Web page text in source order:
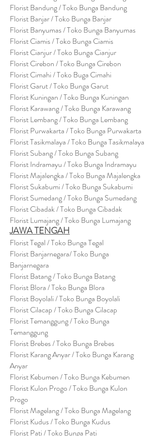
Florist Bandung / Toko Bunga Bandung
Florist Banjar / Toko Bunga Banjar
Florist Banyumas / Toko Bunga Banyumas
Florist Ciamis / Toko Bunga Ciamis
Florist Cianjur / Toko Bunga Cianjur
Florist Cirebon / Toko Bunga Cirebon
Florist Cimahi / Toko Buga Cimahi
Florist Garut / Toko Bunga Garut
Florist Kuningan / Toko Bunga Kuningan
Florist Karawang / Toko Bunga Karawang
Florist Lembang / Toko Bunga Lembang
Florist Purwakarta / Toko Bunga Purwakarta
Florist Tasikmalaya / Toko Bunga Tasikmalaya
Florist Subang / Toko Bunga Subang
Florist Indramayu / Toko Bunga Indramayu
Florist Majalengka / Toko Bunga Majalengka
Florist Sukabumi / Toko Bunga Sukabumi
Florist Sumedang / Toko Bunga Sumedang
Florist Cibadak / Toko Bunga Cibadak
Florist Lumajang / Toko Bunga Lumajang
JAWA TENGAH
Florist Tegal / Toko Bunga Tegal
Florist Banjarnegara/ Toko Bunga
Banjarnegara
Florist Batang / Toko Bunga Batang
Florist Blora / Toko Bunga Blora
Florist Boyolali / Toko Bunga Boyolali
Florist Cilacap / Toko Bunga Cilacap
Florist Temanggung / Toko Bunga
Temanggung
Florist Brebes / Toko Bunga Brebes
Florist Karang Anyar / Toko Bunga Karang
Anyar
Florist Kebumen / Toko Bunga Kebumen
Florist Kulon Progo / Toko Bunga Kulon
Progo
Florist Magelang / Toko Bunga Magelang
Florist Kudus / Toko Bunga Kudus
Florist Pati / Toko Bunga Pati